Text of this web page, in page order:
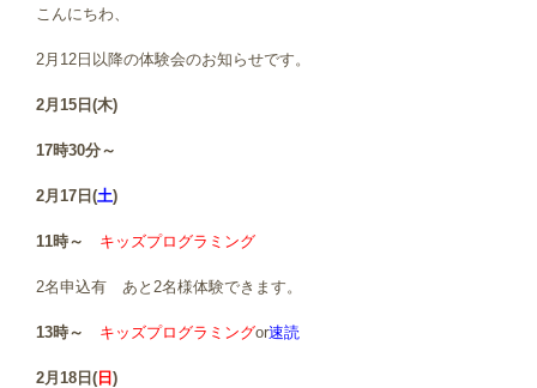
こんにちわ、
2月12日以降の体験会のお知らせです。
2月15日(木)
17時30分～
2月17日(土)
11時～ キッズプログラミング
2名申込有 あと2名様体験できます。
13時～ キッズプログラミングor速読
2月18日(日)